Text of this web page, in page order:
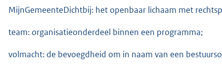
MijnGemeenteDichtbij: het openbaar lichaam met
team: organisatieonderdeel binnen een programma;
volmacht: de bevoegdheid om in naam van een